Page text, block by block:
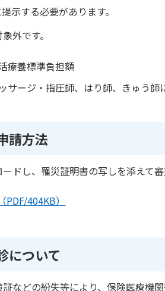
示する必要があります。
外です。
療養標準負担額
サージ・指圧師、はり師、きゅう師
請方法
ドし、罹災証明書の写しを添えて
404KB）
について
などの紛失等により、保険医療機